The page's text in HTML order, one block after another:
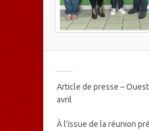
Article de presse –
avril
À l’issue de la réunion